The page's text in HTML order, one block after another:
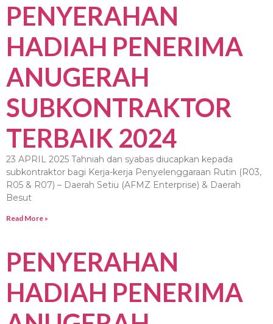
PENYERAHAN
HADIAH PENERIMA
ANUGERAH
SUBKONTRAKTOR
TERBAIK 2024
23 APRIL 2025 Tahniah dan syabas diucapkan kepada
subkontraktor bagi Kerja-kerja Penyelenggaraan Rutin (R03,
R05 & R07) – Daerah Setiu (AFMZ Enterprise) & Daerah
Besut
Read More »
PENYERAHAN
HADIAH PENERIMA